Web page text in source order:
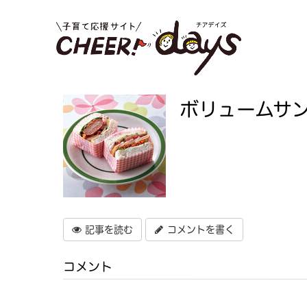
ボリュームサ
記事を読む コメントを書く
コメント